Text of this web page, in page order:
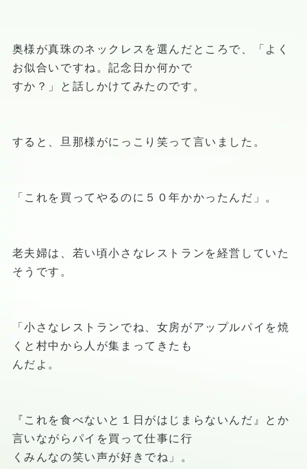
奥様が真珠のネックレスを選んだところで、「よく
お似合いですね。記念日か何かで
すか？」と話しかけてみたのです。
すると、旦那様がにっこり笑って言いました。
「これを買ってやるのに５０年かかったんだ」。
老夫婦は、若い頃小さなレストランを経営していた
そうです。
「小さなレストランでね、女房がアップルパイを焼
くと村中から人が集まってきたも
んだよ。
『これを食べないと１日がはじまらないんだ』とか
言いながらパイを買って仕事に行
くみんなの笑い声が好きでね」。